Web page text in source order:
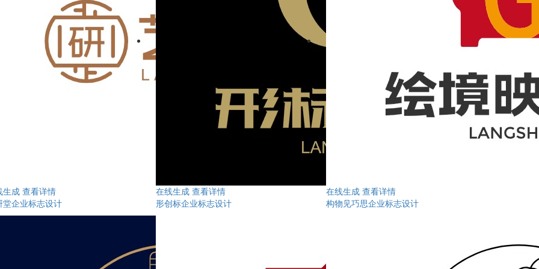
生成 查看详情
堂企业标志设计
在线生成 查看详情
形创标企业标志设计
在线生成 查看详情
构物见巧思企业标志设计